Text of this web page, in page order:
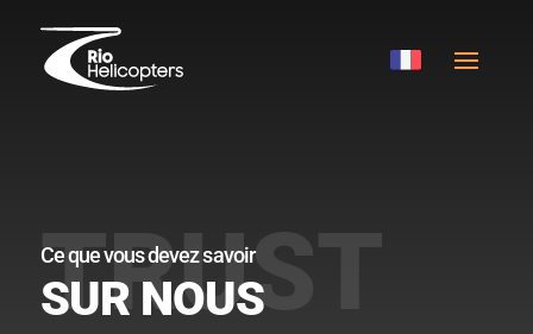
Ce que vous devez savoir
SUR NOUS